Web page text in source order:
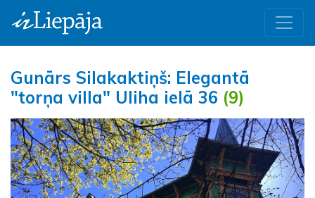
Gunārs Silakaktiņš: Elegantā
"torņa villa" Uliha ielā 36 (9)